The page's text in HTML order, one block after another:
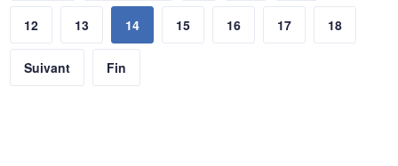
12 13 14 15 16 17 18
Suivant Fin